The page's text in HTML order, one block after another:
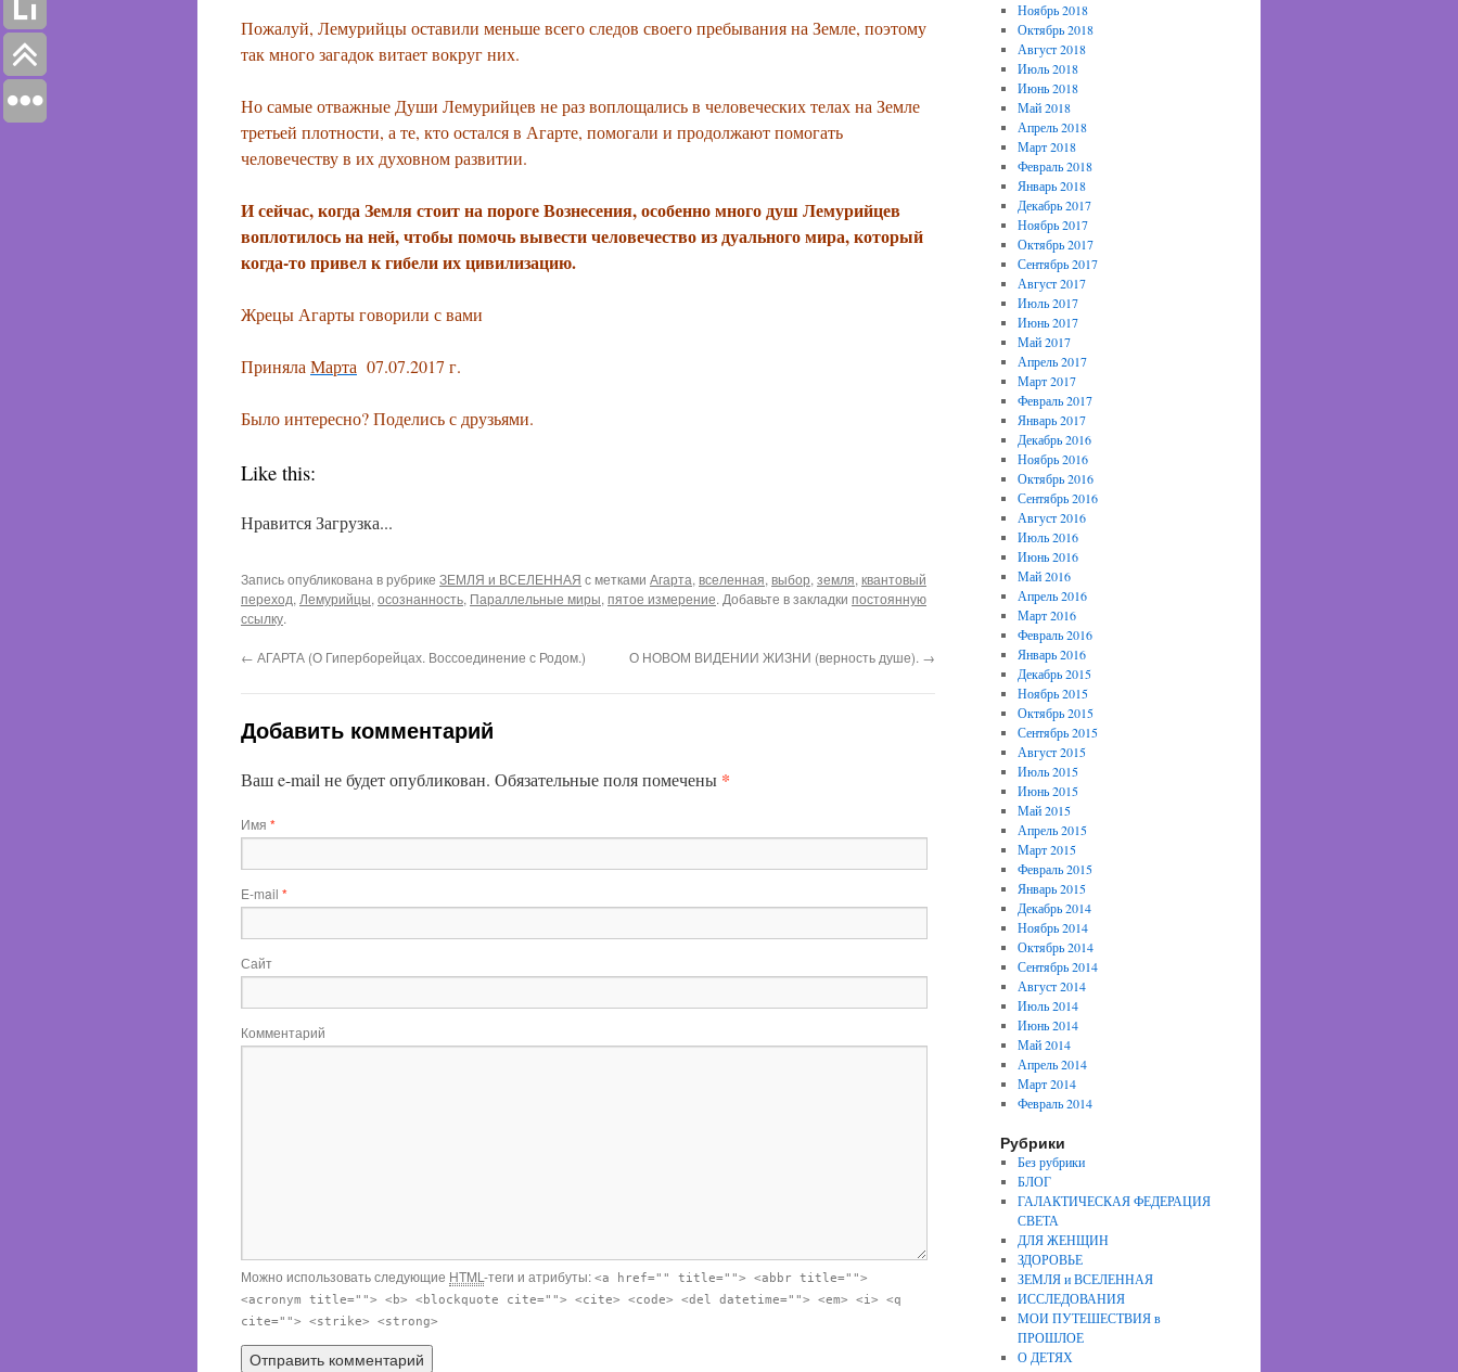
Пожалуй, Лемурийцы оставили меньше всего следов своего пребывания на Земле, поэтому
так много загадок витает вокруг них.
Но самые отважные Души Лемурийцев не раз воплощались в человеческих телах на Земле
третьей плотности, а те, кто остался в Агарте, помогали и продолжают помогать
человечеству в их духовном развитии.
И сейчас, когда Земля стоит на пороге Вознесения, особенно много душ Лемурийцев
воплотилось на ней, чтобы помочь вывести человечество из дуального мира, который
когда-то привел к гибели их цивилизацию.
Жрецы Агарты говорили с вами
ПринялаМарта 07.07.2017 г.
Было интересно? Поделись с друзьями.
Like this:
НравитсяЗагрузка...
Запись опубликована в рубрике ЗЕМЛЯ и ВСЕЛЕННАЯ с метками Агарта,вселенная,выбор,земля,квантовый
переход,Лемурийцы,осознанность, Параллельные миры,пятое измерение. Добавьте в закладки постоянную
ссылку.
← АГАРТА (О Гиперборейцах. Воссоединение с Родом.) О НОВОМ ВИДЕНИИ ЖИЗНИ (верность душе). →
Добавить комментарий
Ваш e-mail не будет опубликован. Обязательные поля помечены *
Имя *
E-mail *
Сайт
Комментарий
Можно использовать следующие HTML-теги и атрибуты: <a href="" title=""> <abbr title="">
<acronym title=""> <b> <blockquote cite=""> <cite> <code> <del datetime=""> <em> <i> <q
cite=""> <strike> <strong>
Ноябрь 2018
Октябрь 2018
Август 2018
Июль 2018
Июнь 2018
Май 2018
Апрель 2018
Март 2018
Февраль 2018
Январь 2018
Декабрь 2017
Ноябрь 2017
Октябрь 2017
Сентябрь 2017
Август 2017
Июль 2017
Июнь 2017
Май 2017
Апрель 2017
Март 2017
Февраль 2017
Январь 2017
Декабрь 2016
Ноябрь 2016
Октябрь 2016
Сентябрь 2016
Август 2016
Июль 2016
Июнь 2016
Май 2016
Апрель 2016
Март 2016
Февраль 2016
Январь 2016
Декабрь 2015
Ноябрь 2015
Октябрь 2015
Сентябрь 2015
Август 2015
Июль 2015
Июнь 2015
Май 2015
Апрель 2015
Март 2015
Февраль 2015
Январь 2015
Декабрь 2014
Ноябрь 2014
Октябрь 2014
Сентябрь 2014
Август 2014
Июль 2014
Июнь 2014
Май 2014
Апрель 2014
Март 2014
Февраль 2014
Рубрики
Без рубрики
БЛОГ
ГАЛАКТИЧЕСКАЯ ФЕДЕРАЦИЯ
СВЕТА
ДЛЯ ЖЕНЩИН
ЗДОРОВЬЕ
ЗЕМЛЯ и ВСЕЛЕННАЯ
ИССЛЕДОВАНИЯ
МОИ ПУТЕШЕСТВИЯ в
ПРОШЛОЕ
О ДЕТЯХ